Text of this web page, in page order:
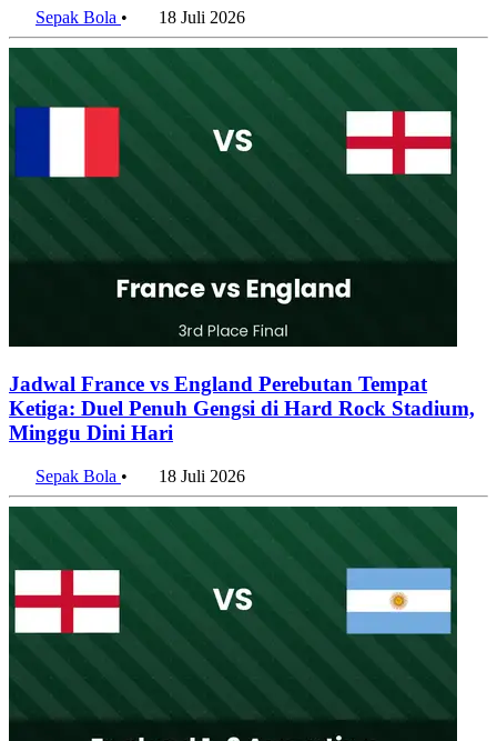
Sepak Bola • 18 Juli 2026
Jadwal France vs England Perebutan Tempat
Ketiga: Duel Penuh Gengsi di Hard Rock Stadium,
Minggu Dini Hari
Sepak Bola • 18 Juli 2026